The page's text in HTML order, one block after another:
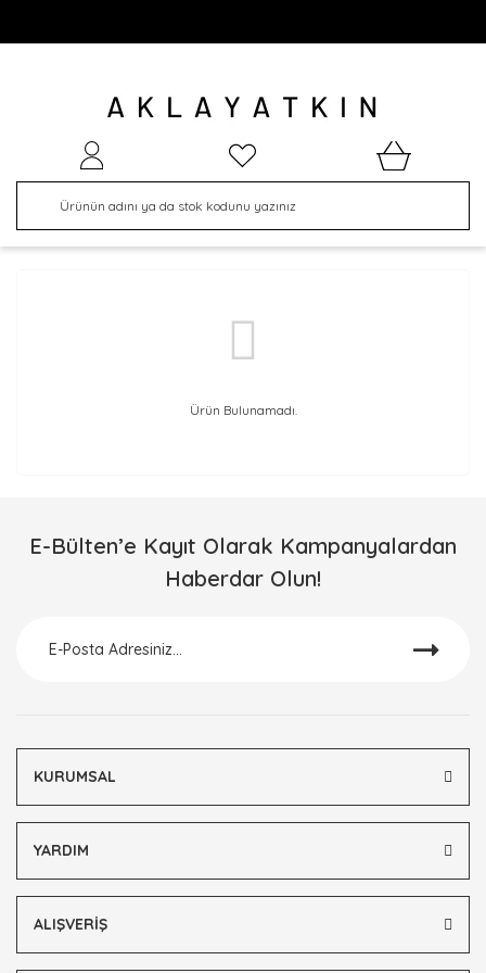
Ürün Bulunamadı.
E-Bülten’e Kayıt Olarak Kampanyalardan
Haberdar Olun!
KURUMSAL
YARDIM
ALIŞVERİŞ